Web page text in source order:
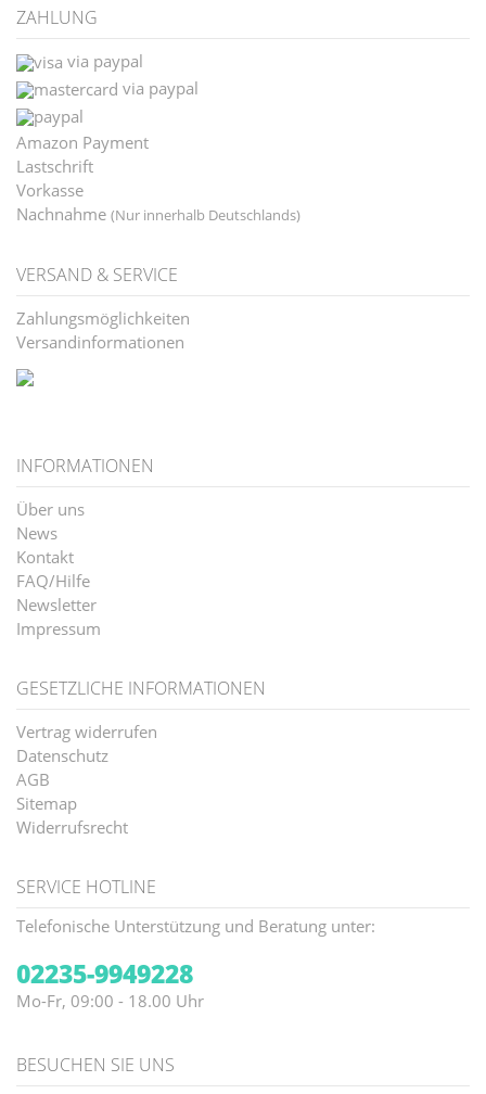
ZAHLUNG
via paypal
via paypal
Amazon Payment
Lastschrift
Vorkasse
Nachnahme (Nur innerhalb Deutschlands)
VERSAND & SERVICE
Zahlungsmöglichkeiten
Versandinformationen
INFORMATIONEN
Über uns
News
Kontakt
FAQ/Hilfe
Newsletter
Impressum
GESETZLICHE INFORMATIONEN
Vertrag widerrufen
Datenschutz
AGB
Sitemap
Widerrufsrecht
SERVICE HOTLINE
Telefonische Unterstützung und Beratung unter:
02235-9949228
Mo-Fr, 09:00 - 18.00 Uhr
BESUCHEN SIE UNS